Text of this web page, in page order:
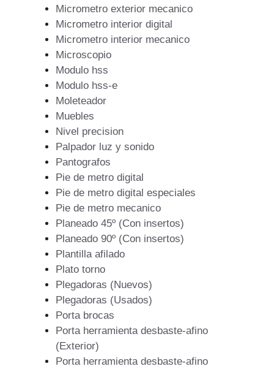
Micrometro exterior mecanico
Micrometro interior digital
Micrometro interior mecanico
Microscopio
Modulo hss
Modulo hss-e
Moleteador
Muebles
Nivel precision
Palpador luz y sonido
Pantografos
Pie de metro digital
Pie de metro digital especiales
Pie de metro mecanico
Planeado 45º (Con insertos)
Planeado 90º (Con insertos)
Plantilla afilado
Plato torno
Plegadoras (Nuevos)
Plegadoras (Usados)
Porta brocas
Porta herramienta desbaste-afino
(Exterior)
Porta herramienta desbaste-afino